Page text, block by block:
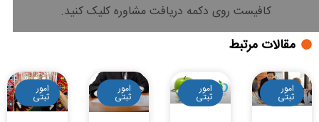
کافیست روی دکمه دریافت مشاوره کلیک کنید.
مقالات مرتبط
امور
ثبتی
امور
ثبتی
امور
ثبتی
امور
ثبتی